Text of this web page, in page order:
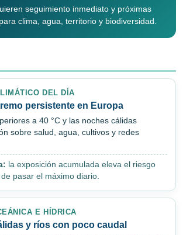
seguimiento inmediato y próximas
clima, agua, territorio y biodiversidad.
DEL DÍA
persistente en Europa
a 40 °C y las noches cálidas
sobre salud, agua, cultivos y redes
la exposición acumulada eleva el riesgo
pasar el máximo diario.
E HÍDRICA
y ríos con poco caudal